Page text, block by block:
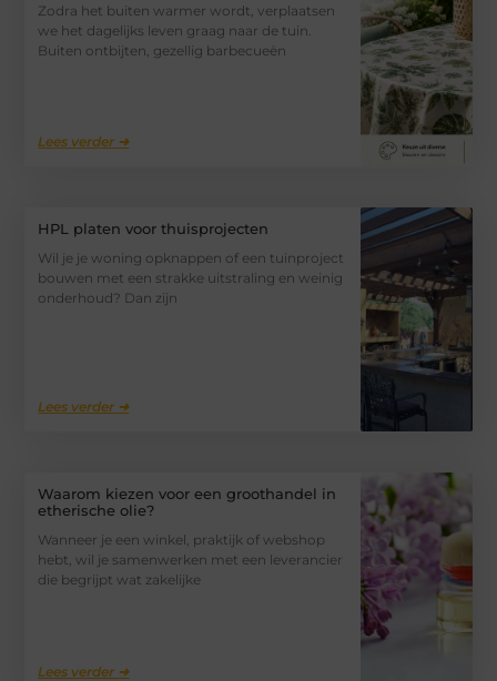
Zodra het buiten warmer wordt, verplaatsen
we het dagelijks leven graag naar de tuin.
Buiten ontbijten, gezellig barbecueën
Lees verder ➜
HPL platen voor thuisprojecten
Wil je je woning opknappen of een tuinproject
bouwen met een strakke uitstraling en weinig
onderhoud? Dan zijn
Lees verder ➜
Waarom kiezen voor een groothandel in
etherische olie?
Wanneer je een winkel, praktijk of webshop
hebt, wil je samenwerken met een leverancier
die begrijpt wat zakelijke
Lees verder ➜